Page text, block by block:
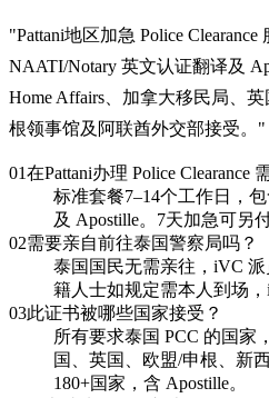
"Pattani地区加急 Police
NAATI/Notary 英文认证翻译及
Home Affairs、加拿大移民局、
根领事馆及阿联酋外交部接受。 "
01在Pattani办理 Police Clearance
标准套餐7–14个工作日，
及 Apostille。7天加急可另
02需要亲自前往泰国警察局吗？
泰国国民无需亲往，iVC
籍人士如规定需本人到场，
03此证书被哪些国家接受？
所有要求泰国 PCC 的国家
国、英国、欧盟/申根、新
180+国家，含 Apostille。